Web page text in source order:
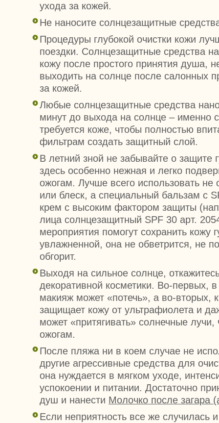
ухода за кожей.
Не наносите солнцезащитные
Процедуры глубокой очистки кожи
поездки. Солнцезащитные средства
кожу после простого принятия душа,
выходить на солнце после салонных
за кожей.
Любые солнцезащитные средства
минут до выхода на солнце – именно
требуется коже, чтобы полностью
фильтрам создать защитный слой.
В летний зной не забывайте о защите
здесь особенно нежная и легко
ожогам. Лучше всего использовать
или блеск, а специальный бальзам с
крем с высоким фактором защиты
лица солнцезащитный SPF 30 арт.
мероприятия помогут сохранить кожу
увлажненной, она не обветрится, не
обгорит.
Выходя на сильное солнце,
декоративной косметики. Во-первых,
макияж может «потечь», а во-вторых,
защищает кожу от ультрафиолета и
может «притягивать» солнечные лучи,
ожогам.
После пляжа ни в коем случае не
другие агрессивные средства для
она нуждается в мягком уходе,
успокоении и питании. Достаточно
душ и нанести Молочко после загара
Если неприятность все же случилась